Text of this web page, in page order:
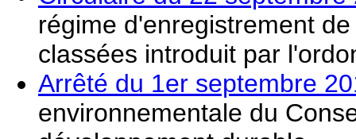
régime d'enregistrement
classées introduit par
Arrêté du 1er septembre
environnementale du